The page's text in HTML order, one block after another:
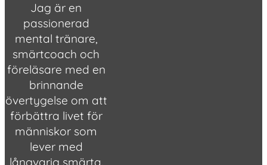
Jag är en
passionerad
mental tränare,
smärtcoach och
föreläsare med en
brinnande
övertygelse om att
förbättra livet för
människor som
lever med